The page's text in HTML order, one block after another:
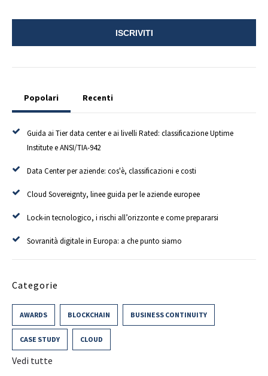
Popolari Recenti
Guida ai Tier data center e ai livelli Rated: classificazione Uptime
Institute e ANSI/TIA-942
Data Center per aziende: cos'è, classificazioni e costi
Cloud Sovereignty, linee guida per le aziende europee
Lock-in tecnologico, i rischi all’orizzonte e come prepararsi
Sovranità digitale in Europa: a che punto siamo
Categorie
AWARDS BLOCKCHAIN BUSINESS CONTINUITY
CASE STUDY CLOUD
Vedi tutte